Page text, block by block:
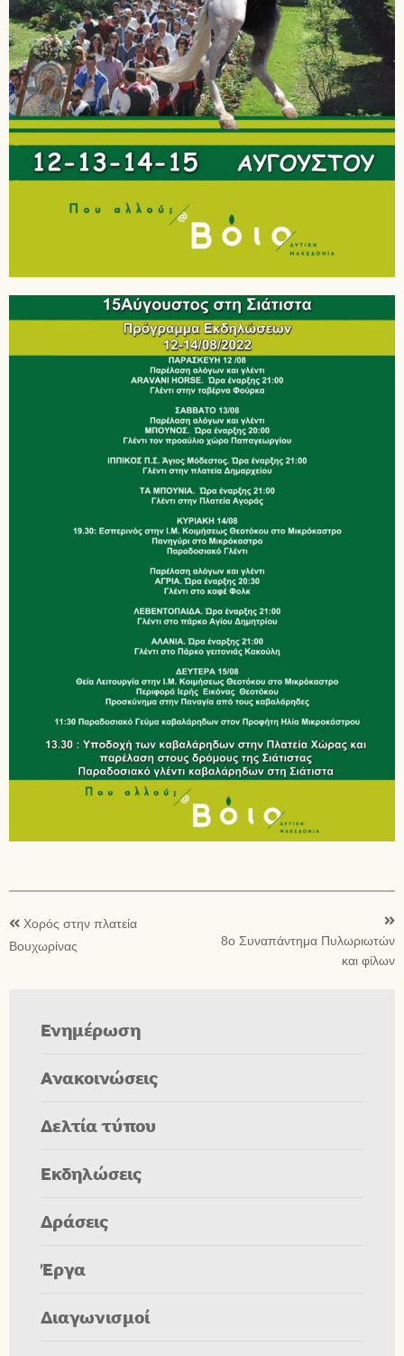
Χορός στην πλατεία
Βουχωρίνας
8o Συναπάντημα Πυλωριωτών
και φίλων
Ενημέρωση
Ανακοινώσεις
Δελτία τύπου
Εκδηλώσεις
Δράσεις
Έργα
Διαγωνισμοί